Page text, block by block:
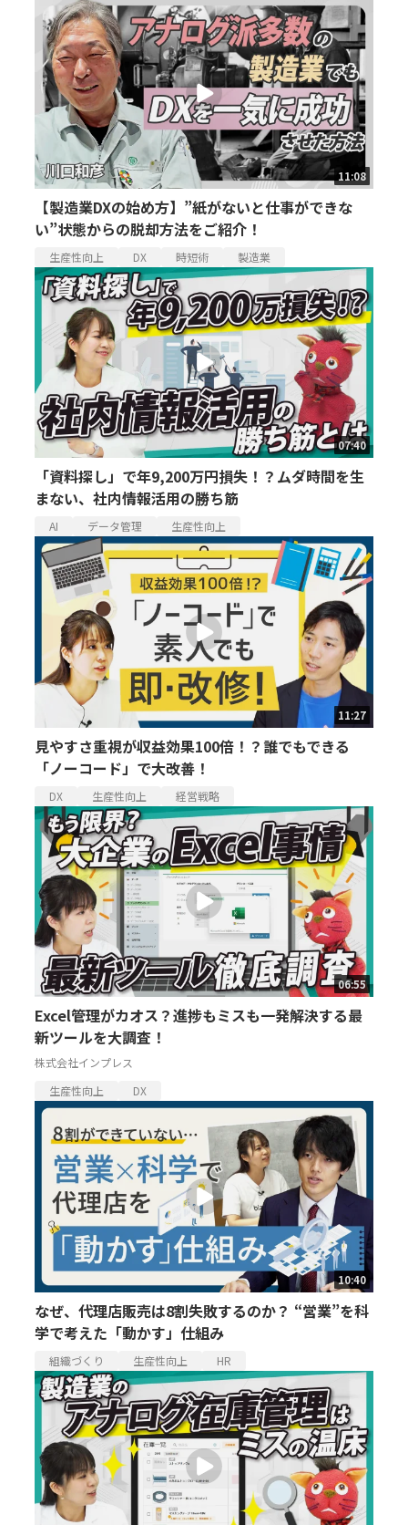
11:08
【製造業DXの始め方】”紙がないと仕事ができな
い”状態からの脱却方法をご紹介！
生産性向上 DX 時短術 製造業
07:40
「資料探し」で年9,200万円損失！？ムダ時間を生
まない、社内情報活用の勝ち筋
AI データ管理 生産性向上
11:27
見やすさ重視が収益効果100倍！？誰でもできる
「ノーコード」で大改善！
DX 生産性向上 経営戦略
06:55
Excel管理がカオス？進捗もミスも一発解決する最
新ツールを大調査！
株式会社インプレス
生産性向上
DX
10:40
なぜ、代理店販売は8割失敗するのか？ “営業”を科
学で考えた「動かす」仕組み
組織づくり 生産性向上 HR